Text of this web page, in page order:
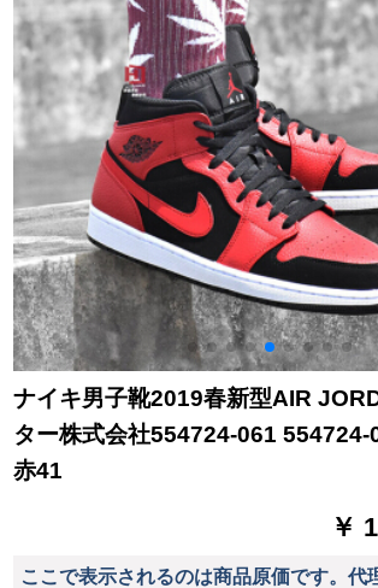
ナイキ男子靴2019春新型AIR
ター株式会社554724-061 554724-
赤41
￥
ここで表示されるのは商品原価です。代